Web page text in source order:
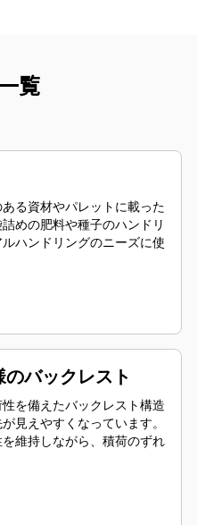
覧
る資材やパレットに載った
めの肥料や種子のハンドリ
ハンドリングのニーズに使
バックレスト
を備えたバックレスト構造
見えやすくなっています。
維持しながら、積荷のずれ